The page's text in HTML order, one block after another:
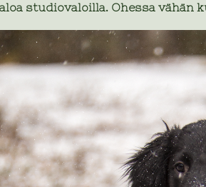
studiovaloilla. Ohessa vähän